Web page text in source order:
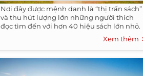
Nơi đây được mệnh danh là “thị trấn sách”
và thu hút lượng lớn những người thích
đọc tìm đến với hơn 40 hiệu sách lớn nhỏ.
Xem thêm